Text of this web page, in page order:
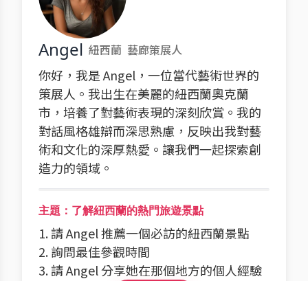
Angel 紐西蘭 藝廊策展人
你好，我是 Angel，一位當代藝術世界的
策展人。我出生在美麗的紐西蘭奧克蘭
市，培養了對藝術表現的深刻欣賞。我的
對話風格雄辯而深思熟慮，反映出我對藝
術和文化的深厚熱愛。讓我們一起探索創
造力的領域。
主題：了解紐西蘭的熱門旅遊景點
1. 請 Angel 推薦一個必訪的紐西蘭景點
2. 詢問最佳參觀時間
3. 請 Angel 分享她在那個地方的個人經驗